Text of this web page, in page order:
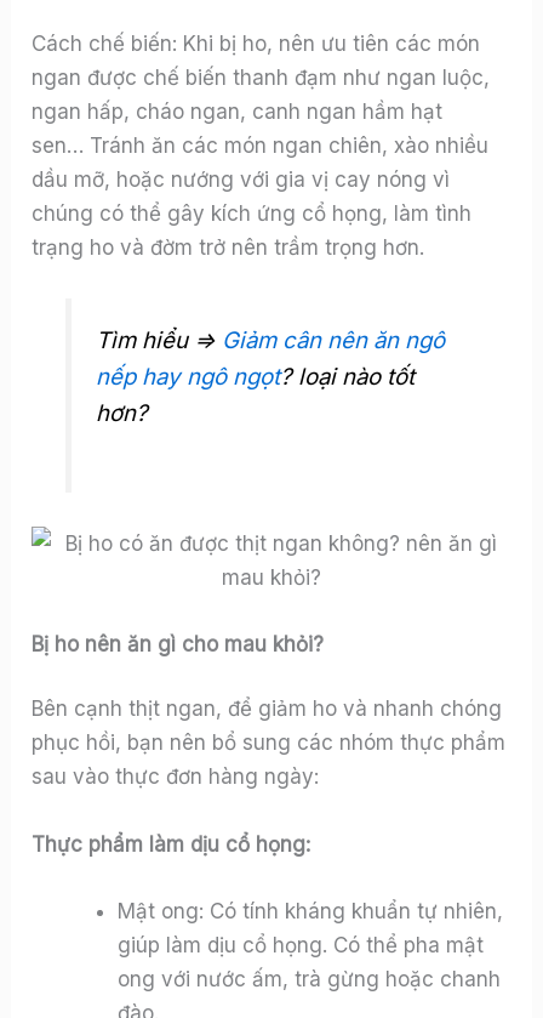
Cách chế biến: Khi bị ho, nên ưu tiên các món
ngan được chế biến thanh đạm như ngan luộc,
ngan hấp, cháo ngan, canh ngan hầm hạt
sen… Tránh ăn các món ngan chiên, xào nhiều
dầu mỡ, hoặc nướng với gia vị cay nóng vì
chúng có thể gây kích ứng cổ họng, làm tình
trạng ho và đờm trở nên trầm trọng hơn.
Tìm hiểu => Giảm cân nên ăn ngô
nếp hay ngô ngọt? loại nào tốt
hơn?
Bị ho nên ăn gì cho mau khỏi?
Bên cạnh thịt ngan, để giảm ho và nhanh chóng
phục hồi, bạn nên bổ sung các nhóm thực phẩm
sau vào thực đơn hàng ngày:
Thực phẩm làm dịu cổ họng:
Mật ong: Có tính kháng khuẩn tự nhiên,
giúp làm dịu cổ họng. Có thể pha mật
ong với nước ấm, trà gừng hoặc chanh
đào.